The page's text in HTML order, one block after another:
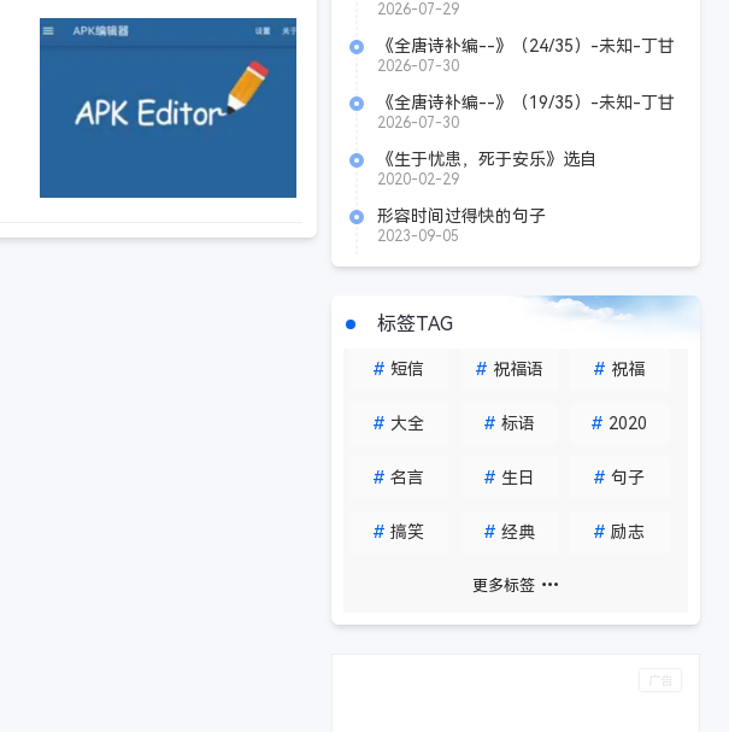
2026-07-29
《全唐诗补编--》（24/35）-未知-丁甘
仁
2026-07-30
《全唐诗补编--》（19/35）-未知-丁甘
仁
2026-07-30
《生于忧患，死于安乐》选自
____________。（《生于忧患，死于安乐》
2020-02-29
形容时间过得快的句子
2023-09-05
标签TAG
# 短信 # 祝福语 # 祝福
# 大全 # 标语 # 2020
# 名言 # 生日 # 句子
# 搞笑 # 经典 # 励志
更多标签